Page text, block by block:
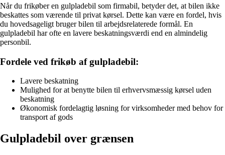
Når du frikøber en gulpladebil som firmabil, betyder det, at bilen ikke
beskattes som værende til privat kørsel. Dette kan være en fordel, hvis
du hovedsageligt bruger bilen til arbejdsrelaterede formål. En
gulpladebil har ofte en lavere beskatningsværdi end en almindelig
personbil.
Fordele ved frikøb af gulpladebil:
Lavere beskatning
Mulighed for at benytte bilen til erhvervsmæssig kørsel uden
beskatning
Økonomisk fordelagtig løsning for virksomheder med behov for
transport af gods
Gulpladebil over grænsen